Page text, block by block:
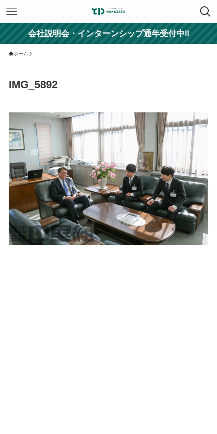
会社説明会・インターンシップ通年受付中‼
ホーム
IMG_5892